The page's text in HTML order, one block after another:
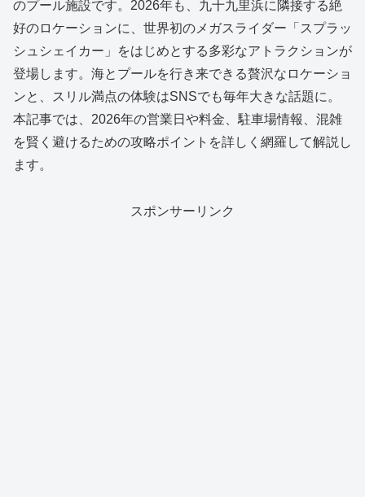
のプール施設です。2026年も、九十九里浜に隣接する絶
好のロケーションに、世界初のメガスライダー「スプラッ
シュシェイカー」をはじめとする多彩なアトラクションが
登場します。海とプールを行き来できる贅沢なロケーショ
ンと、スリル満点の体験はSNSでも毎年大きな話題に。
本記事では、2026年の営業日や料金、駐車場情報、混雑
を賢く避けるための攻略ポイントを詳しく網羅して解説し
ます。
スポンサーリンク